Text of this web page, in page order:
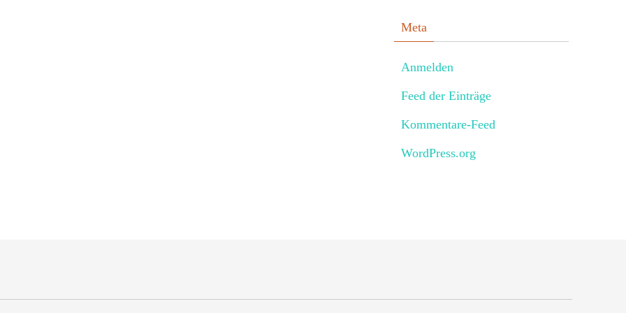
Meta
Anmelden
Feed der Einträge
Kommentare-Feed
WordPress.org